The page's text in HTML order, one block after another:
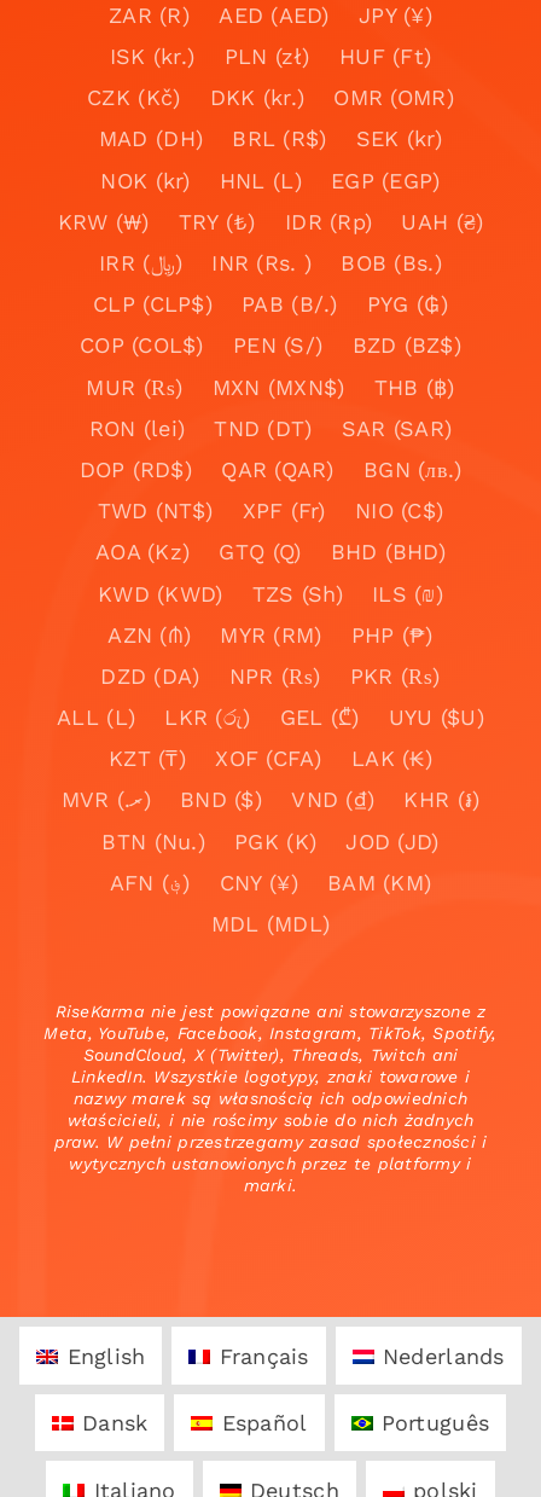
ZAR (R)
AED (AED)
JPY (¥)
ISK (kr.)
PLN (zł)
HUF (Ft)
CZK (Kč)
DKK (kr.)
OMR (OMR)
MAD (DH)
BRL (R$)
SEK (kr)
NOK (kr)
HNL (L)
EGP (EGP)
KRW (₩)
TRY (₺) IDR (Rp)
UAH (₴)
IRR (﷼)
INR (Rs. )
BOB (Bs.)
CLP (CLP$)
PAB (B/.)
PYG (₲)
COP (COL$)
PEN (S/)
BZD (BZ$)
MUR (₨)
MXN (MXN$)
THB (฿)
RON (lei)
TND (DT)
SAR (SAR)
DOP (RD$)
QAR (QAR)
BGN (лв.)
TWD (NT$)
XPF (Fr)
NIO (C$)
AOA (Kz)
GTQ (Q)
BHD (BHD)
KWD (KWD)
TZS (Sh)
ILS (₪)
AZN (₼)
MYR (RM)
PHP (₱)
DZD (DA)
NPR (₨)
PKR (₨)
ALL (L)
LKR (රු) GEL (₾)
UYU ($U)
KZT (₸)
XOF (CFA)
LAK (₭)
MVR (.ރ)
BND ($) VND (₫)
KHR (៛)
BTN (Nu.)
PGK (K)
JOD (JD)
AFN (؋)
CNY (¥)
BAM (KM)
MDL (MDL)
RiseKarma nie jest powiązane ani stowarzyszone z
Meta, YouTube, Facebook, Instagram, TikTok, Spotify,
SoundCloud, X (Twitter), Threads, Twitch ani
LinkedIn. Wszystkie logotypy, znaki towarowe i
nazwy marek są własnością ich odpowiednich
właścicieli, i nie rościmy sobie do nich żadnych
praw. W pełni przestrzegamy zasad społeczności i
wytycznych ustanowionych przez te platformy i
marki.
English Français Nederlands
Dansk Español Português
Italiano Deutsch polski